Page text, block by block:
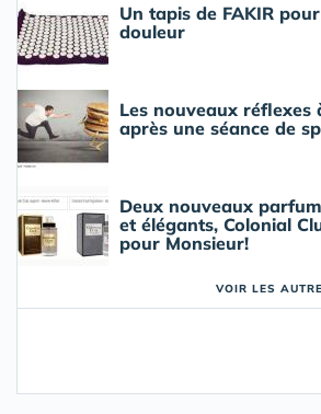
Un tapis de FAKIR
douleur
Les nouveaux réflexes
après une séance de
Deux nouveaux
et élégants, Colonial
pour Monsieur!
VOIR LES